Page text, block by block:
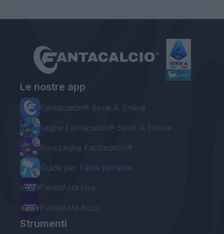
Le nostre app
Fantacalcio® Serie A Enilive
Leghe Fantacalcio® Serie A Enilive
EuroLeghe Fantacalcio®
Guida per l'asta perfetta
FantaAsta Live
FantaAsta Buzz
Strumenti